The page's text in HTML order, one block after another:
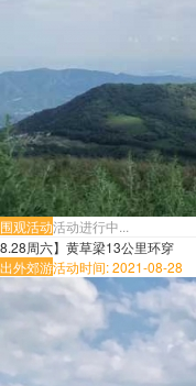
围观活动活动进行中...
8.28周六】黄草梁13公里环穿
出外郊游活动时间: 2021-08-28